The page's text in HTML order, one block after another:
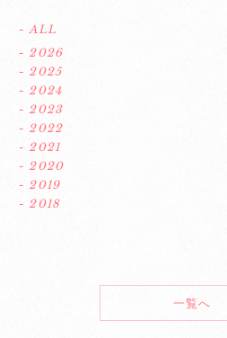
- ALL
- 2026
- 2025
- 2024
- 2023
- 2022
- 2021
- 2020
- 2019
- 2018
一覧へ